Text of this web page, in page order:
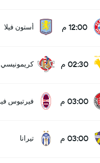
12:00 م أستون فيلا
02:30 م كريمونيسي
03:00 م فيرتيوس
03:00 م تيرانا